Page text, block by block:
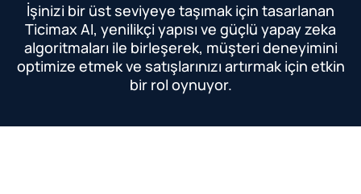
İşinizi bir üst seviyeye taşımak için tasarlanan
Ticimax AI, yenilikçi yapısı ve güçlü yapay zeka
algoritmaları ile birleşerek, müşteri deneyimini
optimize etmek ve satışlarınızı artırmak için etkin
bir rol oynuyor.